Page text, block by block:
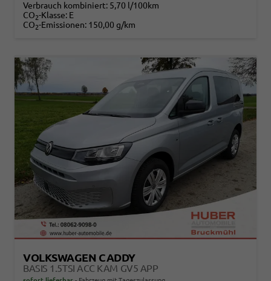
Verbrauch kombiniert: 5,70 l/100km
CO2-Klasse: E
CO2-Emissionen: 150,00 g/km
VOLKSWAGEN CADDY
BASIS 1.5TSI ACC KAM GV5 APP